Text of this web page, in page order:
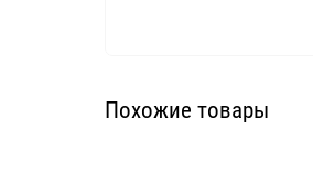
Похожие товары